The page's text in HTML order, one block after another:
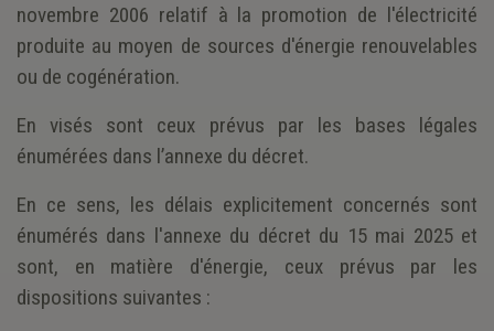
novembre 2006 relatif à la promotion de l'électricité
produite au moyen de sources d'énergie renouvelables
ou de cogénération.
En visés sont ceux prévus par les bases légales
énumérées dans l’annexe du décret.
En ce sens, les délais explicitement concernés sont
énumérés dans l'annexe du décret du 15 mai 2025 et
sont, en matière d'énergie, ceux prévus par les
dispositions suivantes :